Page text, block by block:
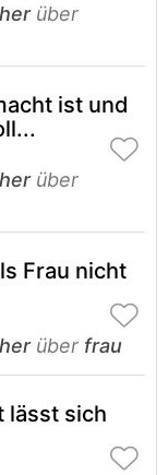
über
ist und
über
Frau nicht
über frau
lässt sich